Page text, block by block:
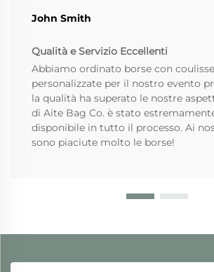
John Smith
Qualità e Servizio Eccellenti
Abbiamo ordinato borse con coulisse
personalizzate per il nostro evento
la qualità ha superato le nostre
di Aite Bag Co. è stato
disponibile in tutto il processo. Ai
sono piaciute molto le borse!